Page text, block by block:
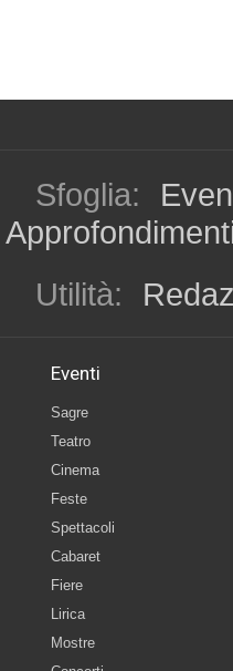
Sfoglia:
Utilità:
Eventi
Sagre
Teatro
Cinema
Feste
Spettacoli
Cabaret
Fiere
Lirica
Mostre